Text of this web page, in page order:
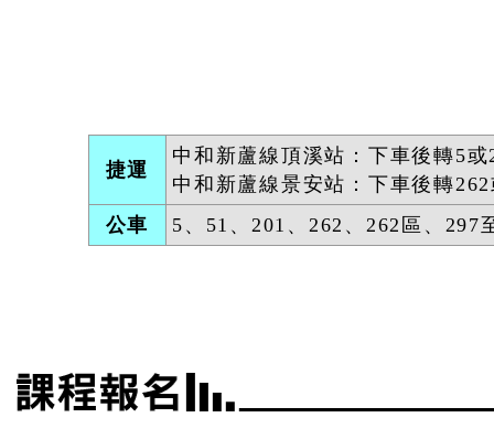
捷運
中和新蘆線頂溪站：下車後轉5
中和新蘆線景安站：下車後轉
公車
5、51、201、262、262區、297